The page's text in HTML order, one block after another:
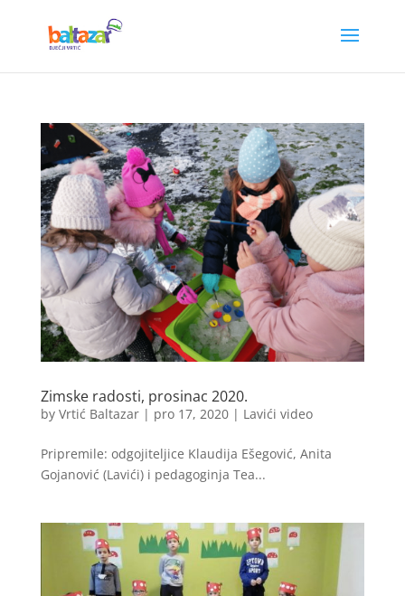
Zimske radosti, prosinac 2020.
by Vrtić Baltazar| pro 17, 2020| Lavići video
Pripremile: odgojiteljice Klaudija Ešegović, Anita
Gojanović (Lavići) i pedagoginja Tea...